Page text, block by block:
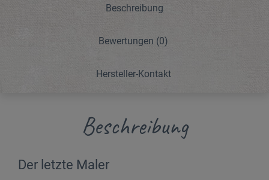
Beschreibung
Bewertungen (0)
Hersteller-Kontakt
Beschreibung
Der letzte Maler